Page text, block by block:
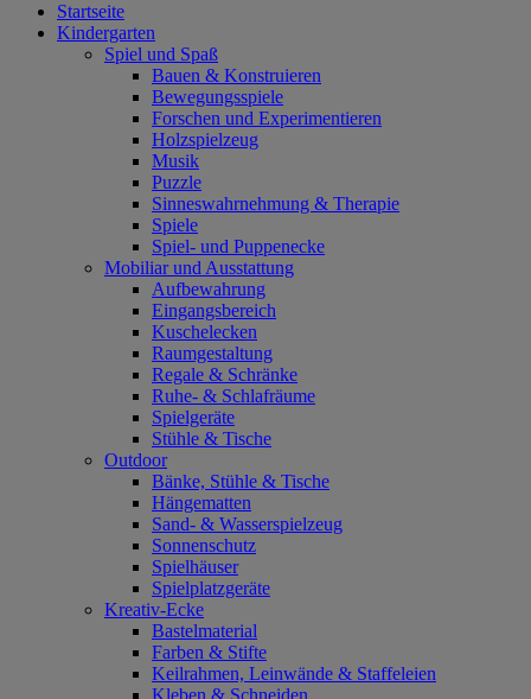
Startseite
Kindergarten
Spiel und Spaß
Bauen & Konstruieren
Bewegungsspiele
Forschen und Experimentieren
Holzspielzeug
Musik
Puzzle
Sinneswahrnehmung & Therapie
Spiele
Spiel- und Puppenecke
Mobiliar und Ausstattung
Aufbewahrung
Eingangsbereich
Kuschelecken
Raumgestaltung
Regale & Schränke
Ruhe- & Schlafräume
Spielgeräte
Stühle & Tische
Outdoor
Bänke, Stühle & Tische
Hängematten
Sand- & Wasserspielzeug
Sonnenschutz
Spielhäuser
Spielplatzgeräte
Kreativ-Ecke
Bastelmaterial
Farben & Stifte
Keilrahmen, Leinwände & Staffeleien